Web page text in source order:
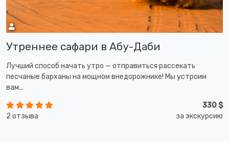
Утреннее сафари в Абу-Даби
Лучший способ начать утро — отправиться рассекать
песчаные барханы на мощном внедорожнике! Мы устроим
вам...
2 отзыва
330 $
за экскурсию